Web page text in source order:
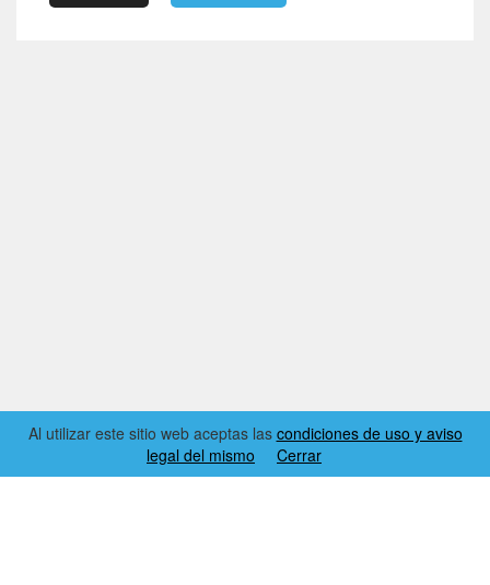
Al utilizar este sitio web aceptas las condiciones de uso y aviso
legal del mismo
Cerrar